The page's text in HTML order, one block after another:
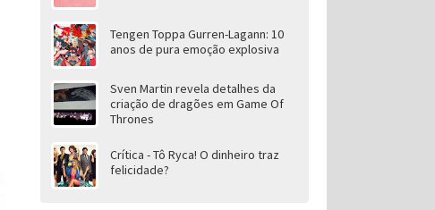
Tengen Toppa Gurren-Lagann: 10
anos de pura emoção explosiva
Sven Martin revela detalhes da
criação de dragões em Game Of
Thrones
Crítica - Tô Ryca! O dinheiro traz
felicidade?